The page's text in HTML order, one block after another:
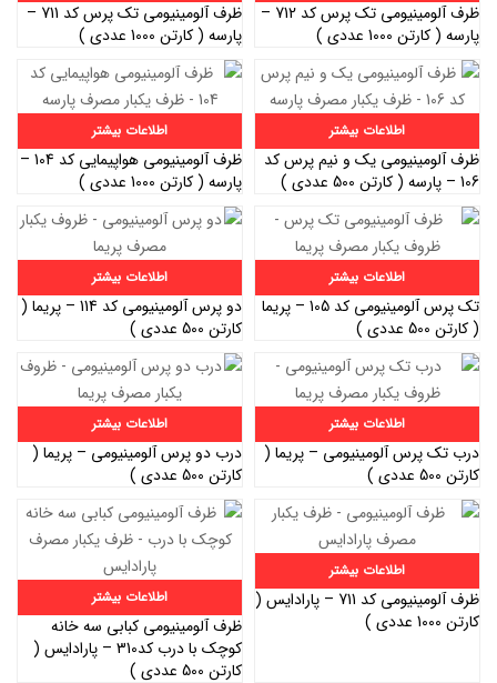
ظرف آلومینیومی تک پرس کد 712 –
پارسه ( کارتن 1000 عددی )
ظرف آلومینیومی تک پرس کد 711 –
پارسه ( کارتن 1000 عددی )
اطلاعات بیشتر
ظرف آلومینیومی یک و نیم پرس کد
106 – پارسه ( کارتن 500 عددی )
اطلاعات بیشتر
ظرف آلومینیومی هواپیمایی کد 104 –
پارسه ( کارتن 1000 عددی )
اطلاعات بیشتر
تک پرس آلومینیومی کد 105 – پریما
( کارتن 500 عددی )
اطلاعات بیشتر
دو پرس آلومینیومی کد 114 – پریما (
کارتن 500 عددی )
اطلاعات بیشتر
درب تک پرس آلومینیومی – پریما (
کارتن 500 عددی )
اطلاعات بیشتر
درب دو پرس آلومینیومی – پریما (
کارتن 500 عددی )
اطلاعات بیشتر
ظرف آلومینیومی کد 711 – پارادایس (
کارتن 1000 عددی )
اطلاعات بیشتر
ظرف آلومینیومی کبابی سه خانه
کوچک با درب کد310 – پارادایس (
کارتن 500 عددی )